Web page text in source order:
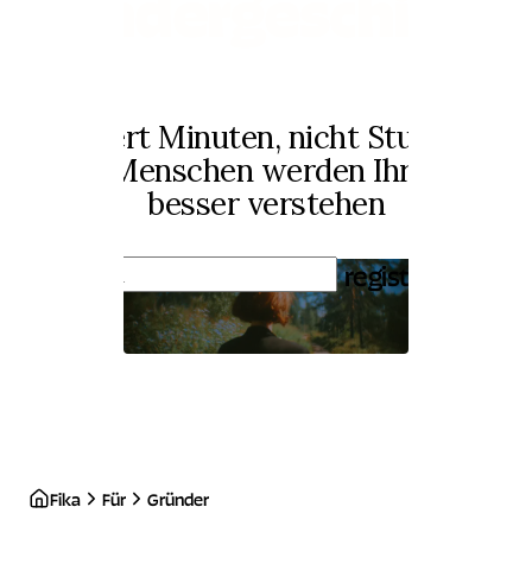
Es dauert Minuten, nicht Stunden —
und die Menschen werden Ihr Produkt
besser verstehen
registrieren
Fika Für Gründer